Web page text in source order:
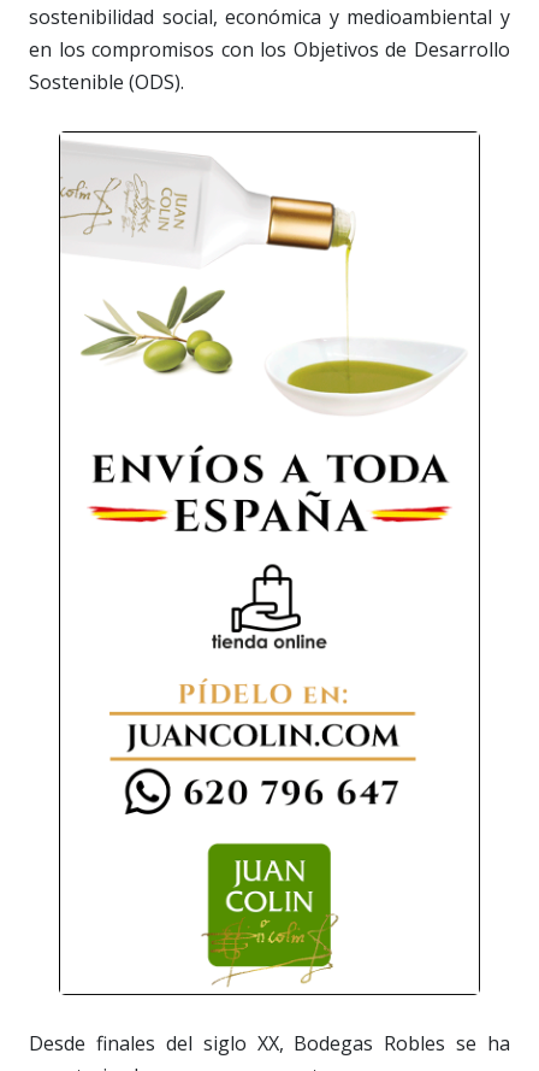
sostenibilidad social, económica y medioambiental y
en los compromisos con los Objetivos de Desarrollo
Sostenible (ODS).
Desde finales del siglo XX, Bodegas Robles se ha